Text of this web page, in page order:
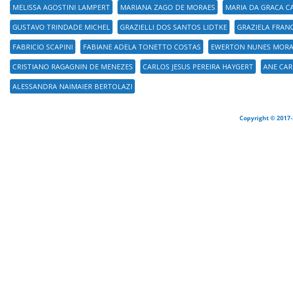
MELISSA AGOSTINI LAMPERT MARIANA ZAGO DE MORAES MARIA DA GRACA
GUSTAVO TRINDADE MICHEL GRAZIELLI DOS SANTOS LIDTKE GRAZIELA
FABRICIO SCAPINI FABIANE ADELA TONETTO COSTAS EWERTON NUNES
CRISTIANO RAGAGNIN DE MENEZES CARLOS JESUS PEREIRA HAYGERT ANE
ALESSANDRA NAIMAIER BERTOLAZI
Copyright © 2017-